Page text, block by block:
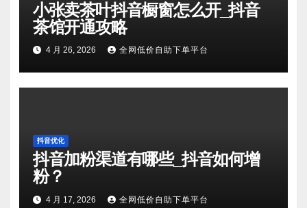
小张卖茶叶抖音橱窗怎么开_抖音
茶馆开通攻略
4 月 26, 2026 全网低价自助下单平台
抖音优化
抖音加粉渠道有哪些_抖音如何增
粉？
4 月 17, 2026 全网低价自助下单平台